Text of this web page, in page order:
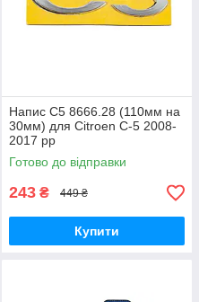
Напис C5 8666.28 (110мм на
30мм) для Citroen C-5 2008-
2017 рр
Готово до відправки
243 ₴ 449 ₴
Купити